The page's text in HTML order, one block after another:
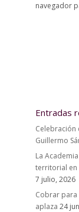
navegador
Entradas
Celebración
Guillermo
La
territorial en
7 julio, 2026
Cobrar para
aplaza 24